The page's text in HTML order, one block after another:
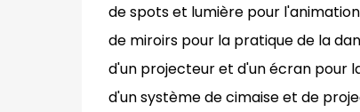
de spots et lumière pour
de miroirs pour la pratique de la
d'un projecteur et d'un écran pour
d'un système de cimaise et de